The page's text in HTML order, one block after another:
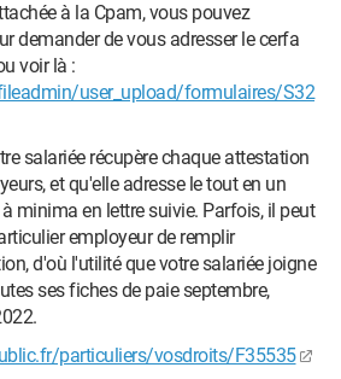
à la Cpam, vous pouvez
demander de vous adresser le cerfa
voir là :
user_upload/formulaires/S32
salariée récupère chaque attestation
et qu'elle adresse le tout en un
minima en lettre suivie. Parfois, il peut
employeur de remplir
d'où l'utilité que votre salariée joigne
ses fiches de paie septembre,
particuliers/vosdroits/F35535